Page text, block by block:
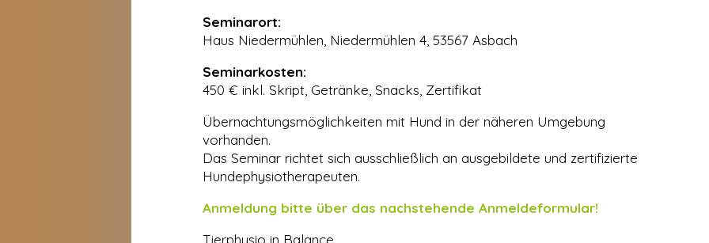
Seminarort:
Haus Niedermühlen, Niedermühlen 4, 53567 Asbach
Seminarkosten:
450 € inkl. Skript, Getränke, Snacks, Zertifikat
Übernachtungsmöglichkeiten mit Hund in der näheren Umgebung
vorhanden.
Das Seminar richtet sich ausschließlich an ausgebildete und zertifizierte
Hundephysiotherapeuten.
Anmeldung bitte über das nachstehende Anmeldeformular!